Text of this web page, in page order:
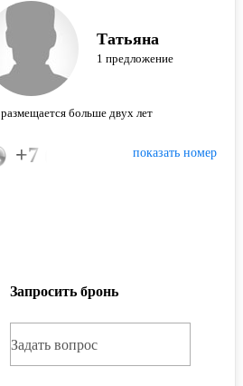
Татьяна
1 предложение
размещается больше двух лет
показать номер
+7 (911) 258-00-88
Запросить бронь
Задать вопрос